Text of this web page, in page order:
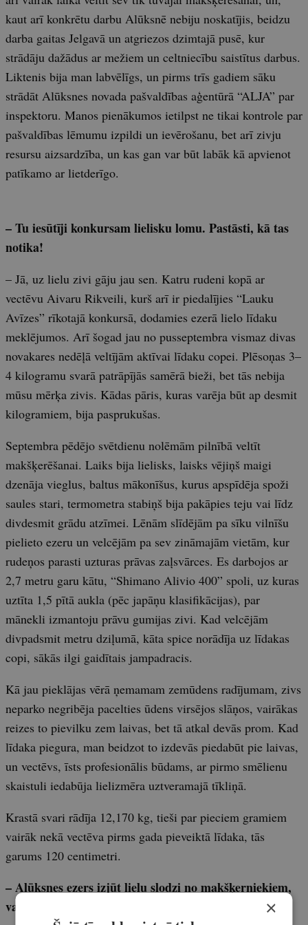
kaut arī konkrētu darbu Alūksnē nebiju noskatījis, beidzu
darba gaitas Jelgavā un atgriezos dzimtajā pusē, kur
strādāju dažādus ar mežiem un celtniecību saistītus darbus.
Liktenis bija man labvēlīgs, un pirms trīs gadiem sāku
strādāt Alūksnes novada pašvaldības aģentūrā “ALJA” par
inspektoru. Manos pienākumos ietilpst ne tikai kontrole par
pašvaldības lēmumu izpildi un ievērošanu, bet arī zivju
resursu aizsardzība, un kas gan var būt labāk kā apvienot
patīkamo ar lietderīgo.
– Tu iesūtīji konkursam lielisku lomu. Pastāsti, kā tas
notika!
– Jā, uz lielu zivi gāju jau sen. Katru rudeni kopā ar
vectēvu Aivaru Rikveili, kurš arī ir piedalījies “Lauku
Avīzes” rīkotajā konkursā, dodamies ezerā lielo līdaku
meklējumos. Arī šogad jau no pusseptembra vismaz divas
novakares nedēļā veltījām aktīvai līdaku copei. Plēsoņas 3–
4 kilogramu svarā patrāpījās samērā bieži, bet tās nebija
mūsu mērķa zivis. Kādas pāris, kuras varēja būt ap desmit
kilogramiem, bija pasprukušas.
Septembra pēdējo svētdienu nolēmām pilnībā veltīt
makšķerēšanai. Laiks bija lielisks, laisks vējiņš maigi
dzenāja vieglus, baltus mākonīšus, kurus apspīdēja spoži
saules stari, termometra stabiņš bija pakāpies teju vai līdz
divdesmit grādu atzīmei. Lēnām slīdējām pa sīku vilnīšu
pielieto ezeru un velcējām pa sev zināmajām vietām, kur
rudeņos parasti uzturas prāvas zaļsvārces. Es darbojos ar
2,7 metru garu kātu, “Shimano Alivio 400” spoli, uz kuras
uztīta 1,5 pītā aukla (pēc japāņu klasifikācijas), par
mānekli izmantoju prāvu gumijas zivi. Kad velcējām
divpadsmit metru dziļumā, kāta spice norādīja uz līdakas
copi, sākās ilgi gaidītais jampadracis.
Kā jau pieklājas vērā ņemamam zemūdens radījumam, zivs
neparko negribēja pacelties ūdens virsējos slāņos, vairākas
reizes to pievilku zem laivas, bet tā atkal devās prom. Kad
līdaka piegura, man beidzot to izdevās piedabūt pie laivas,
un vectēvs, īsts profesionālis būdams, ar pirmo smēlienu
skaistuli iedabūja lielizmēra uztveramajā tīkliņā.
Krastā svari rādīja 12,170 kg, tieši par pieciem gramiem
vairāk nekā vectēva pirms gada pieveiktā līdaka, tās
garums 120 centimetri.
– Alūksnes ezers izjūt lielu slodzi no makšķerniekiem,
vai atjaunojat zivju resursus?
×